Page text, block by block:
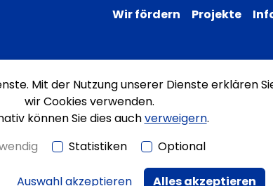
Wir fördern Projekte
Impressum Datenschutz Erklärung
Mit der Nutzung unserer Dienste erklären
wir Cookies verwenden.
können Sie dies auchverweigern.
Statistiken Optional
Auswahl akzeptieren Alles akzeptieren